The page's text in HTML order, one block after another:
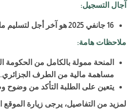
آجال التسجيل:
16 جانفي 2025 هو آخر أجل لتسليم
ملاحظات هامة:
المنحة ممولة بالكامل من الحكومة
مساهمة مالية من الطرف الجزائري.
يتعين على الطلبة التأكد من وضوح
لمزيد من التفاصيل، يرجى زيارة